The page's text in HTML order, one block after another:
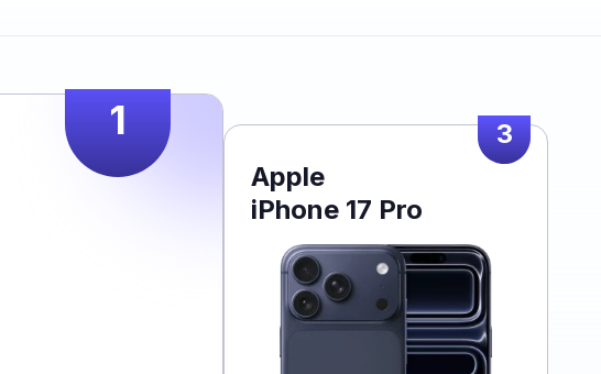
1
3
Apple
iPhone 17 Pro